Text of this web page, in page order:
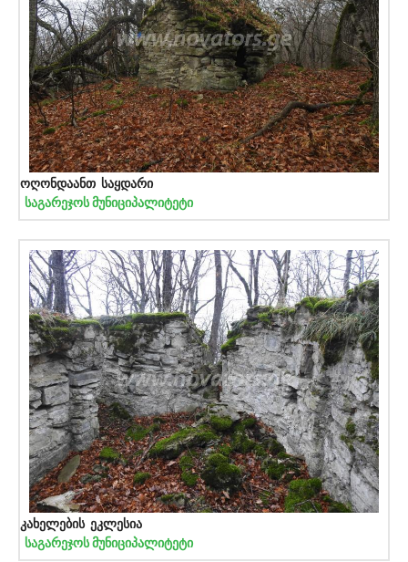
ოღონდაანთ საყდარი
საგარეჯოს მუნიციპალიტეტი
კახელების ეკლესია
საგარეჯოს მუნიციპალიტეტი